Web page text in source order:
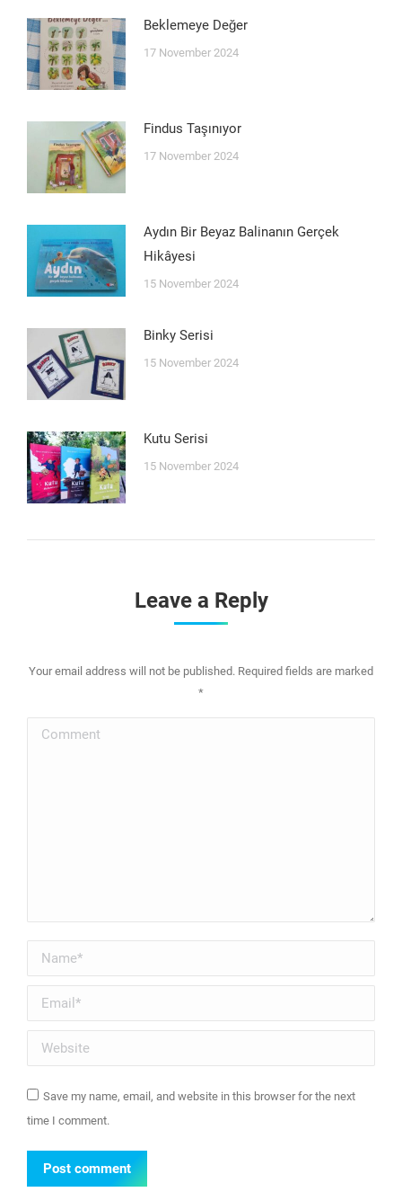
Beklemeye Değer
17 November 2024
Findus Taşınıyor
17 November 2024
Aydın Bir Beyaz Balinanın Gerçek
Hikâyesi
15 November 2024
Binky Serisi
15 November 2024
Kutu Serisi
15 November 2024
Leave a Reply
Your email address will not be published. Required fields are marked
*
Comment
Name *
Email *
Website
Save my name, email, and website in this browser for the next
time I comment.
Post comment